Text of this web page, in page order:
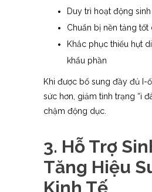
Duy trì hoạt động
Chuẩn bị nền tảng tốt
Khắc phục thiếu hụt
khẩu phần
Khi được bổ sung đầy đủ I-
sức hơn, giảm tình trạng “ì
chậm động dục.
3. Hỗ Trợ
Tăng Hiệu
Kinh Tế